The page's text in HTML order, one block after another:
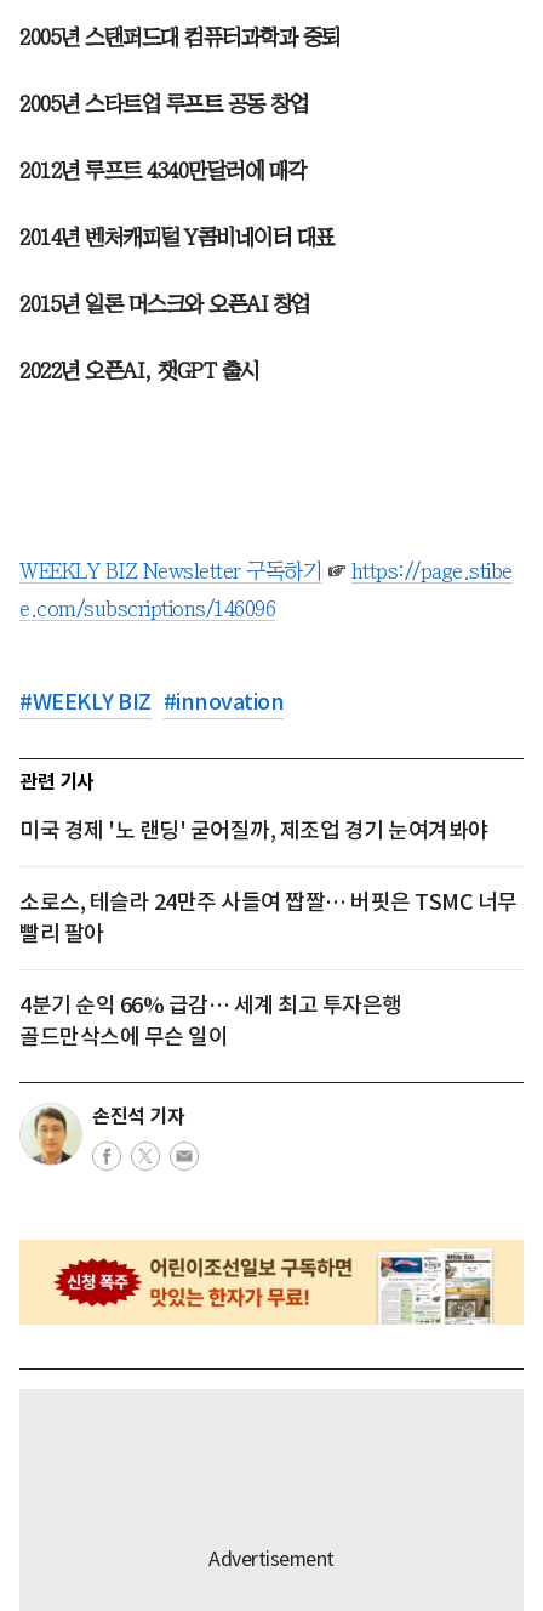
2005년 스탠퍼드대 컴퓨터과학과 중퇴
2005년 스타트업 루프트 공동 창업
2012년 루프트 4340만달러에 매각
2014년 벤처캐피털 Y콤비네이터 대표
2015년 일론 머스크와 오픈AI 창업
2022년 오픈AI, 챗GPT 출시
WEEKLY BIZ Newsletter 구독하기 ☞ https://page.stibe
e.com/subscriptions/146096
#WEEKLY BIZ #innovation
관련 기사
미국 경제 '노 랜딩' 굳어질까, 제조업 경기 눈여겨봐야
소로스, 테슬라 24만주 사들여 짭짤… 버핏은 TSMC 너무
빨리 팔아
4분기 순익 66% 급감… 세계 최고 투자은행
골드만삭스에 무슨 일이
손진석 기자